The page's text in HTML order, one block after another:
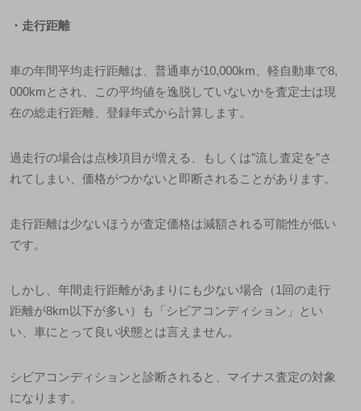
・走行距離
車の年間平均走行距離は、普通車が10,000km 、軽自動車で8,
000kmとされ、この平均値を逸脱していないかを査定士は現
在の総走行距離、登録年式から計算します。
過走行の場合は点検項目が増える、もしくは”流し査定を”さ
れてしまい、価格がつかないと即断されることがあります。
走行距離は少ないほうが査定価格は減額される可能性が低い
です。
しかし、年間走行距離があまりにも少ない場合（1 回の走行
距離が8km 以下が多い）も「シビアコンディション」とい
い、車にとって良い状態とは言えません。
シビアコンディションと診断されると、マイナス査定の対象
になります。